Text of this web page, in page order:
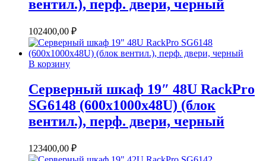
вентил.), перф. двери, черный
102400,00 ₽
В корзину
Серверный шкаф 19″ 48U RackPro
SG6148 (600х1000х48U) (блок
вентил.), перф. двери, черный
123400,00 ₽